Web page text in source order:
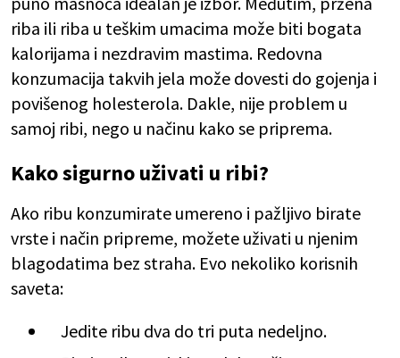
riba ili riba u teškim umacima može biti bogata
kalorijama i nezdravim mastima. Redovna
konzumacija takvih jela može dovesti do gojenja i
povišenog holesterola. Dakle, nije problem u
samoj ribi, nego u načinu kako se priprema.
Kako sigurno uživati u ribi?
Ako ribu konzumirate umereno i pažljivo birate
vrste i način pripreme, možete uživati u njenim
blagodatima bez straha. Evo nekoliko korisnih
saveta:
Jedite ribu dva do tri puta nedeljno.